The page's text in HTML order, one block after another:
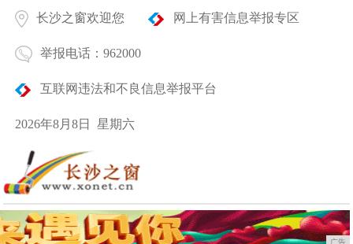
长沙之窗欢迎您 网上有害信息举报专区
举报电话：962000
互联网违法和不良信息举报平台
2026年8月8日 星期六
广告